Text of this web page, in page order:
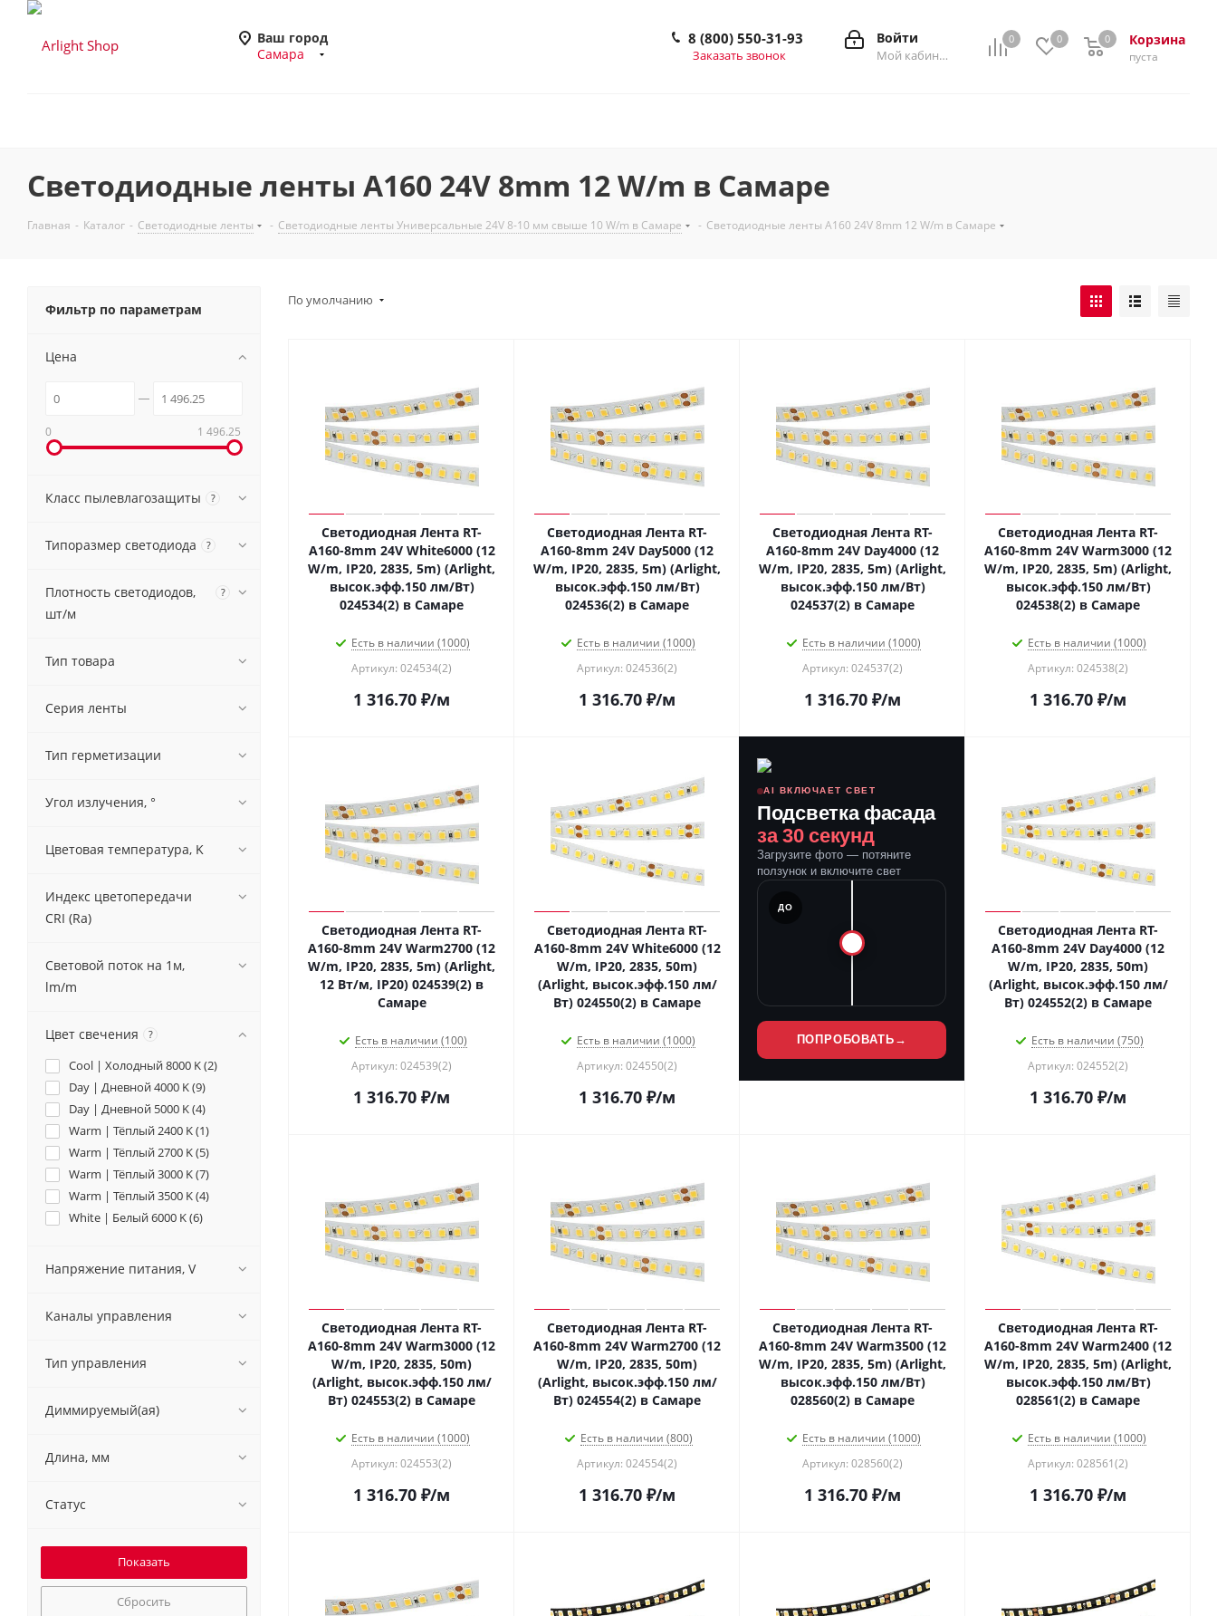
Ваш город
Самара
0 0 Корзина
0
пуста
0
Войти
Мой кабинет
8 (800) 550-31-93
Заказать звонок
Светодиодные ленты A160 24V 8mm 12 W/m в Самаре
Главная - Каталог - Светодиодные ленты - Светодиодные ленты Универсальные 24V 8-10 мм свыше 10 W/m в Самаре - Светодиодные ленты A160 24V 8mm 12 W/m в Самаре
По умолчанию
Светодиодная Лента RT-
A160-8mm 24V White6000 (12
W/m, IP20, 2835, 5m) (Arlight,
высок.эфф.150 лм/Вт)
024534(2) в Самаре
Есть в наличии (1000)
Артикул: 024534(2)
1 316.70 ₽/м
Светодиодная Лента RT-
A160-8mm 24V Day5000 (12
W/m, IP20, 2835, 5m) (Arlight,
высок.эфф.150 лм/Вт)
024536(2) в Самаре
Есть в наличии (1000)
Артикул: 024536(2)
1 316.70 ₽/м
Светодиодная Лента RT-
A160-8mm 24V Day4000 (12
W/m, IP20, 2835, 5m) (Arlight,
высок.эфф.150 лм/Вт)
024537(2) в Самаре
Есть в наличии (1000)
Артикул: 024537(2)
1 316.70 ₽/м
Светодиодная Лента RT-
A160-8mm 24V Warm3000 (12
W/m, IP20, 2835, 5m) (Arlight,
высок.эфф.150 лм/Вт)
024538(2) в Самаре
Есть в наличии (1000)
Артикул: 024538(2)
1 316.70 ₽/м
Светодиодная Лента RT-
A160-8mm 24V Warm2700 (12
W/m, IP20, 2835, 5m) (Arlight,
12 Вт/м, IP20) 024539(2) в
Самаре
Есть в наличии (100)
Артикул: 024539(2)
1 316.70 ₽/м
Светодиодная Лента RT-
A160-8mm 24V White6000 (12
W/m, IP20, 2835, 50m)
(Arlight, высок.эфф.150 лм/
Вт) 024550(2) в Самаре
Есть в наличии (1000)
Артикул: 024550(2)
1 316.70 ₽/м
AI ВКЛЮЧАЕТ СВЕТ
Подсветка фасада
за 30 секунд
Загрузите фото — потяните
ползунок и включите свет
ДО
ПОПРОБОВАТЬ →
Светодиодная Лента RT-
A160-8mm 24V Day4000 (12
W/m, IP20, 2835, 50m)
(Arlight, высок.эфф.150 лм/
Вт) 024552(2) в Самаре
Есть в наличии (750)
Артикул: 024552(2)
1 316.70 ₽/м
Светодиодная Лента RT-
A160-8mm 24V Warm3000 (12
W/m, IP20, 2835, 50m)
(Arlight, высок.эфф.150 лм/
Вт) 024553(2) в Самаре
Есть в наличии (1000)
Артикул: 024553(2)
1 316.70 ₽/м
Светодиодная Лента RT-
A160-8mm 24V Warm2700 (12
W/m, IP20, 2835, 50m)
(Arlight, высок.эфф.150 лм/
Вт) 024554(2) в Самаре
Есть в наличии (800)
Артикул: 024554(2)
1 316.70 ₽/м
Светодиодная Лента RT-
A160-8mm 24V Warm3500 (12
W/m, IP20, 2835, 5m) (Arlight,
высок.эфф.150 лм/Вт)
028560(2) в Самаре
Есть в наличии (1000)
Артикул: 028560(2)
1 316.70 ₽/м
Светодиодная Лента RT-
A160-8mm 24V Warm2400 (12
W/m, IP20, 2835, 5m) (Arlight,
высок.эфф.150 лм/Вт)
028561(2) в Самаре
Есть в наличии (1000)
Артикул: 028561(2)
1 316.70 ₽/м
Фильтр по параметрам
Цена
0 1 496.25
Класс пылевлагозащиты ?
Типоразмер светодиода ?
Плотность светодиодов,
шт/м
?
Тип товара
Серия ленты
Тип герметизации
Угол излучения, °
Цветовая температура, K
Индекс цветопередачи
CRI (Ra)
Световой поток на 1м,
lm/m
Цвет свечения ?
Cool | Холодный 8000 K (2)
Day | Дневной 4000 K (9)
Day | Дневной 5000 K (4)
Warm | Тёплый 2400 K (1)
Warm | Тёплый 2700 K (5)
Warm | Тёплый 3000 K (7)
Warm | Тёплый 3500 K (4)
White | Белый 6000 K (6)
Напряжение питания, V
Каналы управления
Тип управления
Диммируемый(ая)
Длина, мм
Статус
Сбросить